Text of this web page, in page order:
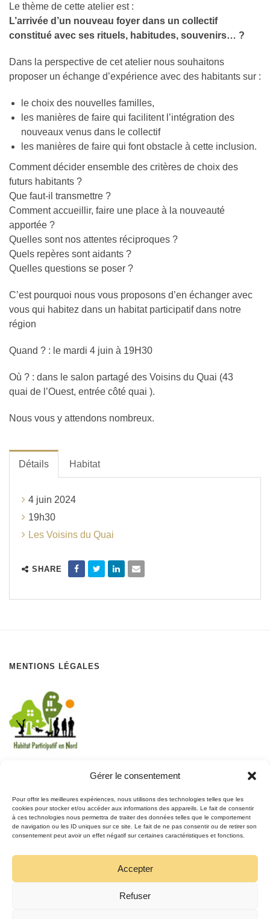
Gérer le consentement
Pour offrir les meilleures expériences, nous utilisons des technologies telles que les
cookies pour stocker et/ou accéder aux informations des appareils. Le fait de consentir
à ces technologies nous permettra de traiter des données telles que le comportement
de navigation ou les ID uniques sur ce site. Le fait de ne pas consentir ou de retirer son
consentement peut avoir un effet négatif sur certaines caractéristiques et fonctions.
Accepter
Refuser
Le thème de cette atelier est :
L’arrivée d’un nouveau foyer dans un collectif
constitué avec ses rituels, habitudes, souvenirs… ?
Dans la perspective de cet atelier nous souhaitons
proposer un échange d’expérience avec des habitants sur :
le choix des nouvelles familles,
les manières de faire qui facilitent l’intégration des
nouveaux venus dans le collectif
les manières de faire qui font obstacle à cette inclusion.
Comment décider ensemble des critères de choix des
futurs habitants ?
Que faut-il transmettre ?
Comment accueillir, faire une place à la nouveauté
apportée ?
Quelles sont nos attentes réciproques ?
Quels repères sont aidants ?
Quelles questions se poser ?
C’est pourquoi nous vous proposons d’en échanger avec
vous qui habitez dans un habitat participatif dans notre
région
Quand ? : le mardi 4 juin à 19H30
Où ? : dans le salon partagé des Voisins du Quai (43
quai de l’Ouest, entrée côté quai ).
Nous vous y attendons nombreux.
Détails Habitat
4 juin 2024
19h30
Les Voisins du Quai
SHARE
MENTIONS LÉGALES
REJOIGNEZ-NOUS
SUR FACEBOOK